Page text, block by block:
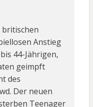
britischen
Anstieg
44-Jährigen,
geimpft
des
Der neuen
Teenager